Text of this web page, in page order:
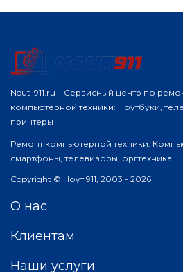
Nout-911.ru – Сервисный центр по
компьютерной техники: Ноутбуки,
принтеры
Ремонт компьютерной техники:
смартфоны, телевизоры, оргтехника
Copyright © Ноут 911, 2003 - 2026
О нас
Клиентам
Наши услуги